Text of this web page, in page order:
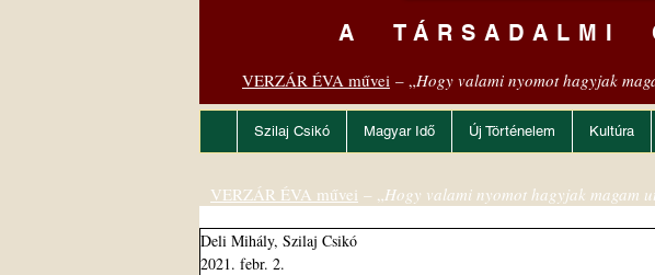
A TÁRSADALMI
VERZÁR ÉVA művei – „Hogy valami nyomot hagyjak
Szilaj Csikó Magyar Idő Új Történelem Kultúra
Deli Mihály, Szilaj Csikó
2021. febr. 2.
VERZÁR ÉVA művei – „Hogy valami nyomot hagyjak magam